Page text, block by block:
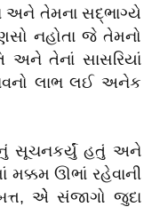
અને તેમના સદ્ભાગ્યે
નહોતા જે તેમનો
અને તેનાં સાસરિયાં
લાભ લઈ અનેક
સૂચનકર્યું હતું અને
મક્કમ ઊભાં રહેવાની
એે સંજાગો જુદા